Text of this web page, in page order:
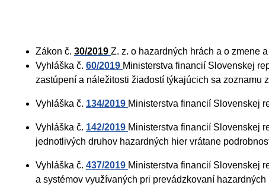
Zákon č. 30/2019 Z. z. o hazardných hrách a o zmene
Vyhláška č. 60/2019 Ministerstva financií Slovenskej
zastúpení a náležitosti žiadostí týkajúcich sa zoznamu
Vyhláška č. 134/2019 Ministerstva financií Slovenskej
Vyhláška č. 142/2019 Ministerstva financií Slovenskej
jednotlivých druhov hazardných hier vrátane
Vyhláška č. 437/2019 Ministerstva financií Slovenskej
a systémov využívaných pri prevádzkovaní hazardných